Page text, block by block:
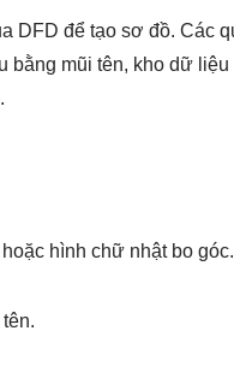
DFD để tạo sơ đồ. Các
bằng mũi tên, kho dữ
hình chữ nhật bo góc.